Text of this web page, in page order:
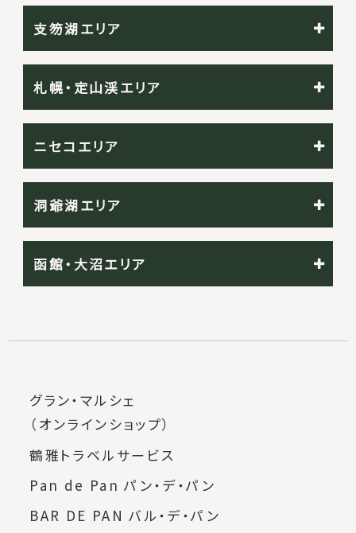
支笏湖エリア
札幌・定山渓エリア
ニセコエリア
洞爺湖エリア
函館・大沼エリア
グラン・マルシェ
（オンラインショップ）
鶴雅トラベルサービス
Pan de Pan パン・デ・パン
BAR DE PAN バル・デ・パン